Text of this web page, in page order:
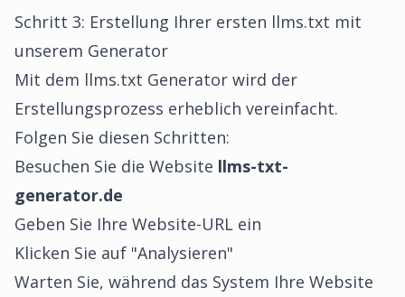
Schritt 3: Erstellung Ihrer ersten llms.txt mit
unserem Generator
Mit dem llms.txt Generator wird der
Erstellungsprozess erheblich vereinfacht.
Folgen Sie diesen Schritten:
Besuchen Sie die Website llms-txt-
generator.de
Geben Sie Ihre Website-URL ein
Klicken Sie auf "Analysieren"
Warten Sie, während das System Ihre Website